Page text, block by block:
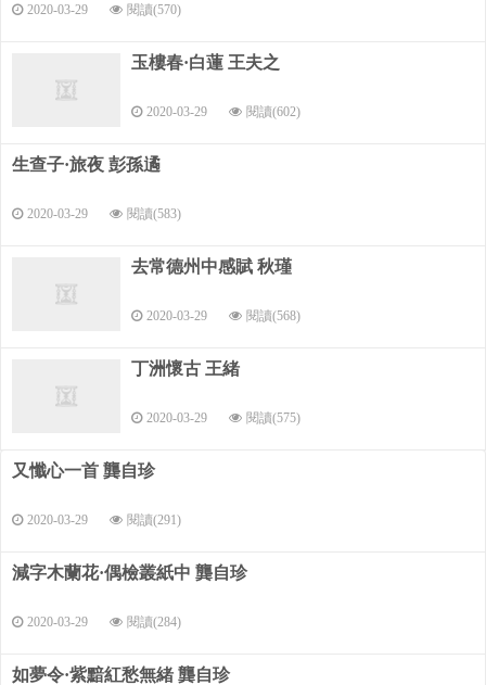
2020-03-29 閱讀(570)
玉樓春·白蓮 王夫之
2020-03-29 閱讀(602)
生查子·旅夜 彭孫遹
2020-03-29 閱讀(583)
去常德州中感賦 秋瑾
2020-03-29 閱讀(568)
丁洲懷古 王緒
2020-03-29 閱讀(575)
又懺心一首 龔自珍
2020-03-29 閱讀(291)
減字木蘭花·偶檢叢紙中 龔自珍
2020-03-29 閱讀(284)
如夢令·紫黯紅愁無緒 龔自珍